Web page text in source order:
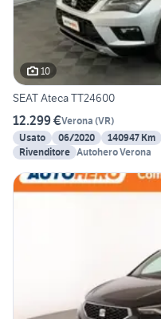
10
SEAT Ateca TT24600
12.299 €Verona (VR)
Usato
06/2020 140947 Km
Rivenditore Autohero Verona